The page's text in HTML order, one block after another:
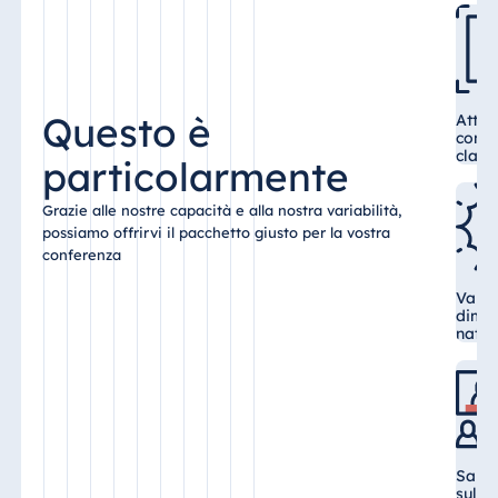
Mauritius
Resort & Spa
Mauritius
Questo è
particolarmente
Grazie alle nostre capacità e alla nostra variabilità,
possiamo offrirvi il pacchetto giusto per la vostra
conferenza
Sale
sul